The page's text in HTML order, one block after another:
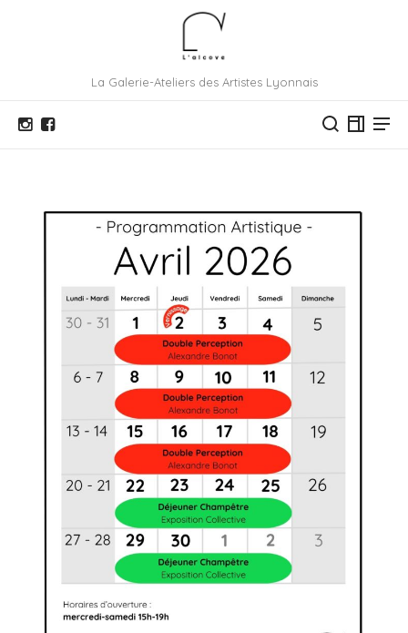
La Galerie-Ateliers des Artistes Lyonnais